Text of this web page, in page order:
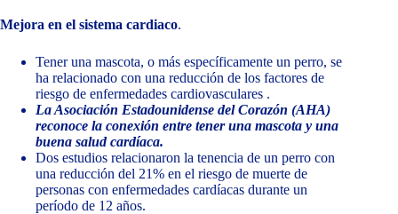
Mejora en el sistema cardiaco.
Tener una mascota, o más específicamente un perro, se
ha relacionado con una reducción de los factores de
riesgo de enfermedades cardiovasculares .
La Asociación Estadounidense del Corazón (AHA)
reconoce la conexión entre tener una mascota y una
buena salud cardíaca.
Dos estudios relacionaron la tenencia de un perro con
una reducción del 21% en el riesgo de muerte de
personas con enfermedades cardíacas durante un
período de 12 años.